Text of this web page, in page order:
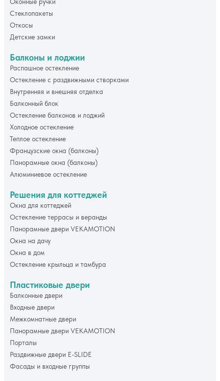
Стеклопакеты
Откосы
Детские замки
Балконы и лоджии
Распашное остекление
Остекление с раздвижными створками
Внутренняя и внешняя отделка
Балконный блок
Остекление балконов и лоджий
Холодное остекление
Теплое остекление
Французские окна (балконы)
Панорамные окна (балконы)
Алюминиевое остекление
Решения для коттеджей
Окна для коттеджей
Остекление террасы и веранды
Панорамные двери VEKAMOTION
Окна на дачу
Окна в дом
Остекление крыльца и тамбура
Пластиковые двери
Балконные двери
Входные двери
Межкомнатные двери
Панорамные двери VEKAMOTION
Порталы
Раздвижные двери E-SLIDE
Фасады и входные группы